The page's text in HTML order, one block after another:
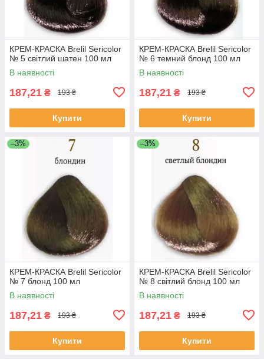
КРЕМ-КРАСКА Brelil Sericolor
№ 5 світлий шатен 100 мл
В наявності
187,21 ₴ 193 ₴
Купити
КРЕМ-КРАСКА Brelil Sericolor
№ 6 темний блонд 100 мл
В наявності
187,21 ₴ 193 ₴
Купити
–3%
КРЕМ-КРАСКА Brelil Sericolor
№ 7 блонд 100 мл
В наявності
187,21 ₴ 193 ₴
Купити
–3%
КРЕМ-КРАСКА Brelil Sericolor
№ 8 світлий блонд 100 мл
В наявності
187,21 ₴ 193 ₴
Купити